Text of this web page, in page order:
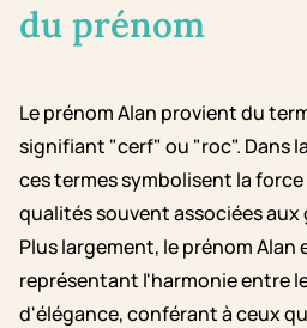
du prénom
Le prénom Alan provient du
signifiant "cerf" ou "roc". Dans
ces termes symbolisent la force
qualités souvent associées aux
Plus largement, le prénom Alan
représentant l'harmonie entre
d'élégance, conférant à ceux